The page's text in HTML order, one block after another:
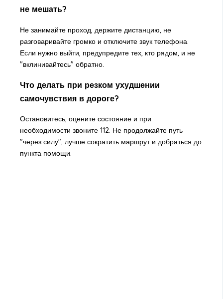
не мешать?
Не занимайте проход, держите дистанцию, не
разговаривайте громко и отключите звук телефона.
Если нужно выйти, предупредите тех, кто рядом, и не
"вклинивайтесь" обратно.
Что делать при резком ухудшении
самочувствия в дороге?
Остановитесь, оцените состояние и при
необходимости звоните 112. Не продолжайте путь
"через силу", лучше сократить маршрут и добраться до
пункта помощи.